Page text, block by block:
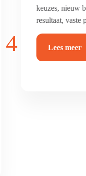
Frisse,
luxe afwerking.
en waterdicht.
Lees meer
4